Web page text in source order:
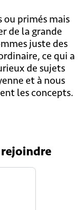
ou primés mais
de la grande
juste des
ce qui a
de sujets
et à nous
les concepts.